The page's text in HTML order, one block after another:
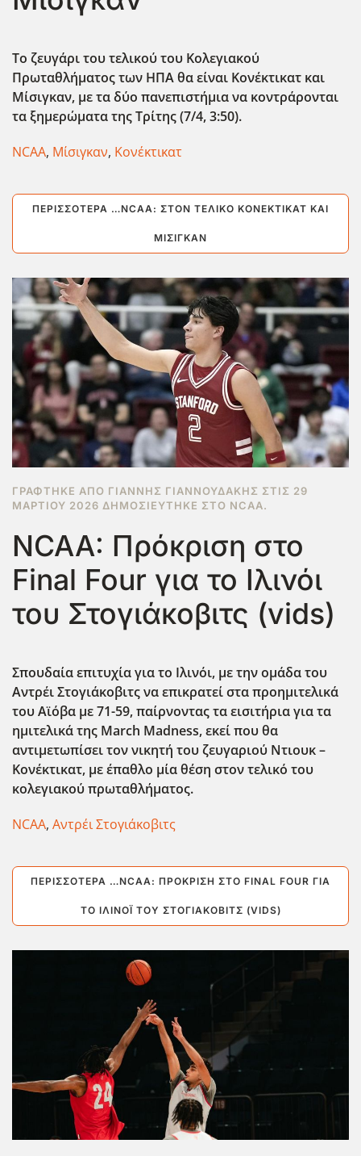
Το ζευγάρι του τελικού του Κολεγιακού
Πρωταθλήματος των ΗΠΑ θα είναι Κονέκτικατ και
Μίσιγκαν, με τα δύο πανεπιστήμια να κοντράρονται
τα ξημερώματα της Τρίτης (7/4, 3:50).
NCAA, Μίσιγκαν, Κονέκτικατ
ΠΕΡΙΣΣΌΤΕΡΑ …NCAA: ΣΤΟΝ ΤΕΛΙΚΌ ΚΟΝΈΚΤΙΚΑΤ ΚΑΙ
ΜΊΣΙΓΚΑΝ
ΓΡΆΦΤΗΚΕ ΑΠΌ ΓΙΆΝΝΗΣ ΓΙΑΝΝΟΥΔΆΚΗΣ ΣΤΙΣ 29
ΜΑΡΤΊΟΥ 2026 ΔΗΜΟΣΙΕΎΤΗΚΕ ΣΤΟ NCAA.
NCAA: Πρόκριση στο
Final Four για το Ιλινόι
του Στογιάκοβιτς (vids)
Σπουδαία επιτυχία για το Ιλινόι, με την ομάδα του
Αντρέι Στογιάκοβιτς να επικρατεί στα προημιτελικά
του Αϊόβα με 71-59, παίρνοντας τα εισιτήρια για τα
ημιτελικά της March Madness, εκεί που θα
αντιμετωπίσει τον νικητή του ζευγαριού Ντιουκ –
Κονέκτικατ, με έπαθλο μία θέση στον τελικό του
κολεγιακού πρωταθλήματος.
NCAA, Αντρέι Στογιάκοβιτς
ΠΕΡΙΣΣΌΤΕΡΑ …NCAA: ΠΡΌΚΡΙΣΗ ΣΤΟ FINAL FOUR ΓΙΑ
ΤΟ ΙΛΙΝΌΙ ΤΟΥ ΣΤΟΓΙΆΚΟΒΙΤΣ (VIDS)